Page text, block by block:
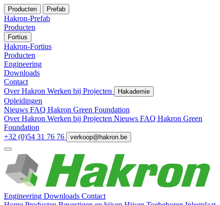
Producten Prefab
Hakron-Prefab
Producten
Fortius
Hakron-Fortius
Producten
Engineering
Downloads
Contact
Over Hakron Werken bij Projecten Hakademie
Opleidingen
Nieuws FAQ Hakron Green Foundation
Over Hakron Werken bij Projecten Nieuws FAQ Hakron Green
Foundation
+32 (0)54 31 76 76
verkoop@hakron.be
Engineering Downloads Contact